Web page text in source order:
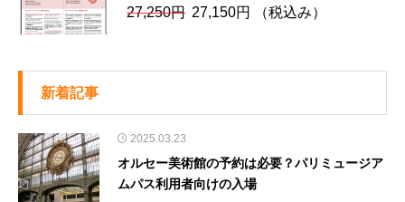
円
22,800
27,250円 元
で
し
27,150円
現
円
で
（税込み）
新着記事
2025.03.23
オルセー美術館の予約は必要？パリミュージア
ムパス利用者向けの入場